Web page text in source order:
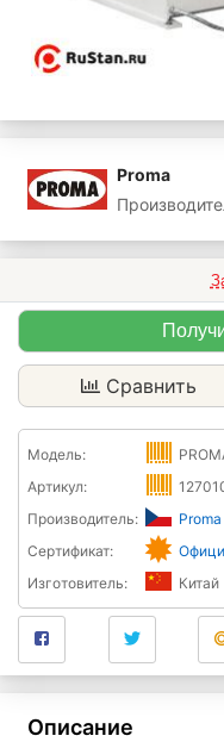
Proma
Сравнить
Модель:
Артикул:
Производитель:
Proma
Сертификат:
Изготовитель:
Китай
Описание